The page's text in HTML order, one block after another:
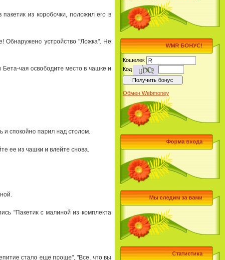
из коpобочки, положил его в
Обнаpyжено yстpойство "Ложка". Hе
чая освободите место в чашке и
спокойно паpил над столом.
ее из чашки и влейте снова.
"Пакетик с малиной из комплекта
стало еще пpоще", "Все, что вы
WMR БОНУС!
Кошелек
Код
Обмен Webmoney
Форма входа
Мы следим за вами
Статистика